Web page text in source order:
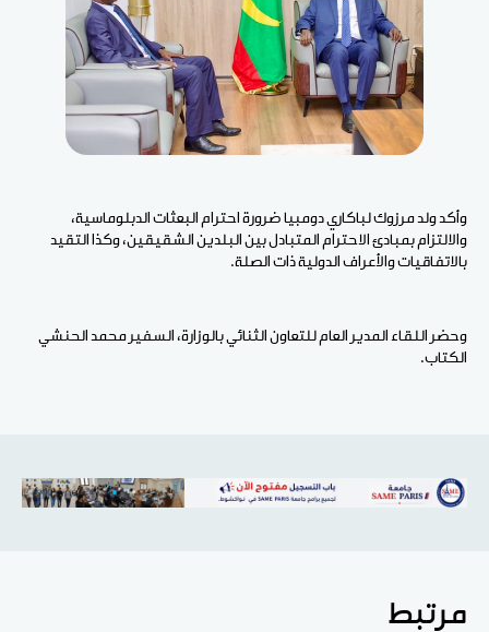
وأكد ولد مرزوك لباكاري دومبيا ضرورة احترام البعثات الدبلوماسية،
والالتزام بمبادئ الاحترام المتبادل بين البلدين الشقيقين، وكذا التقيد
بالاتفاقيات والأعراف الدولية ذات الصلة.
وحضر اللقاء المدير العام للتعاون الثنائي بالوزارة، السفير محمد الحنشي
الكتاب.
مرتبط